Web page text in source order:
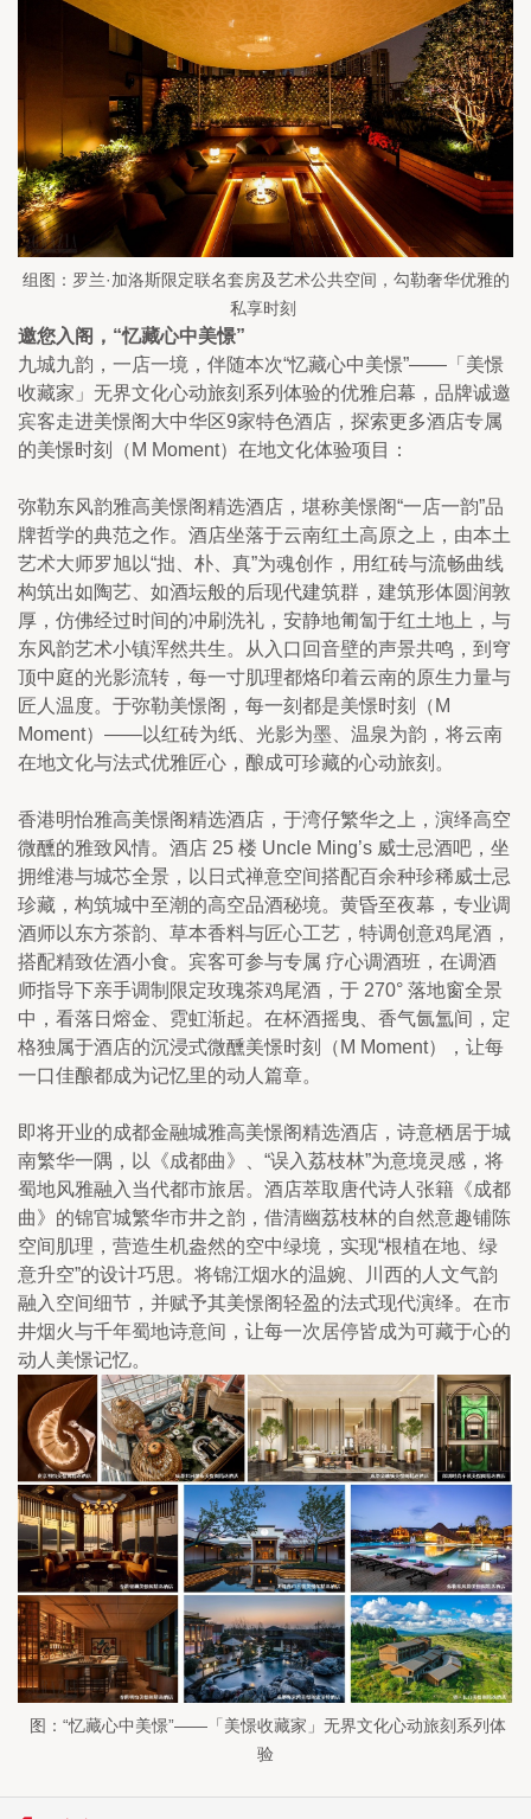
组图：罗兰·加洛斯限定联名套房及艺术公共空间，勾勒奢华优雅的
私享时刻
邀您入阁，“忆藏心中美憬”
九城九韵，一店一境，伴随本次“忆藏心中美憬”——「美憬
收藏家」无界文化心动旅刻系列体验的优雅启幕，品牌诚邀
宾客走进美憬阁大中华区9家特色酒店，探索更多酒店专属
的美憬时刻（M Moment）在地文化体验项目：
弥勒东风韵雅高美憬阁精选酒店，堪称美憬阁“一店一韵”品
牌哲学的典范之作。酒店坐落于云南红土高原之上，由本土
艺术大师罗旭以“拙、朴、真”为魂创作，用红砖与流畅曲线
构筑出如陶艺、如酒坛般的后现代建筑群，建筑形体圆润敦
厚，仿佛经过时间的冲刷洗礼，安静地匍匐于红土地上，与
东风韵艺术小镇浑然共生。从入口回音壁的声景共鸣，到穹
顶中庭的光影流转，每一寸肌理都烙印着云南的原生力量与
匠人温度。于弥勒美憬阁，每一刻都是美憬时刻（M
Moment）——以红砖为纸、光影为墨、温泉为韵，将云南
在地文化与法式优雅匠心，酿成可珍藏的心动旅刻。
香港明怡雅高美憬阁精选酒店，于湾仔繁华之上，演绎高空
微醺的雅致风情。酒店 25 楼 Uncle Ming’s 威士忌酒吧，坐
拥维港与城芯全景，以日式禅意空间搭配百余种珍稀威士忌
珍藏，构筑城中至潮的高空品酒秘境。黄昏至夜幕，专业调
酒师以东方茶韵、草本香料与匠心工艺，特调创意鸡尾酒，
搭配精致佐酒小食。宾客可参与专属 疗心调酒班，在调酒
师指导下亲手调制限定玫瑰茶鸡尾酒，于 270° 落地窗全景
中，看落日熔金、霓虹渐起。在杯酒摇曳、香气氤氲间，定
格独属于酒店的沉浸式微醺美憬时刻（M Moment），让每
一口佳酿都成为记忆里的动人篇章。
即将开业的成都金融城雅高美憬阁精选酒店，诗意栖居于城
南繁华一隅，以《成都曲》、“误入荔枝林”为意境灵感，将
蜀地风雅融入当代都市旅居。酒店萃取唐代诗人张籍《成都
曲》的锦官城繁华市井之韵，借清幽荔枝林的自然意趣铺陈
空间肌理，营造生机盎然的空中绿境，实现“根植在地、绿
意升空”的设计巧思。将锦江烟水的温婉、川西的人文气韵
融入空间细节，并赋予其美憬阁轻盈的法式现代演绎。在市
井烟火与千年蜀地诗意间，让每一次居停皆成为可藏于心的
动人美憬记忆。
图：“忆藏心中美憬”——「美憬收藏家」无界文化心动旅刻系列体
验